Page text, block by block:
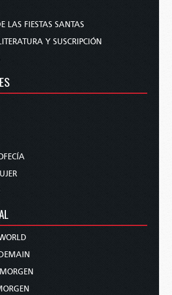
LAS FIESTAS SANTAS
Y SUSCRIPCIÓN